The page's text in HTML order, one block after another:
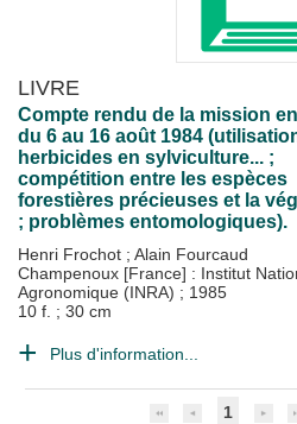
LIVRE
Compte rendu de la mission
du 6 au 16 août 1984
herbicides en sylviculture... ;
compétition entre les espèces
forestières précieuses et la
; problèmes entomologiques).
Henri Frochot ; Alain Fourcaud
Champenoux [France] : Institut
Agronomique (INRA) ; 1985
10 f. ; 30 cm
Plus d'information...
1